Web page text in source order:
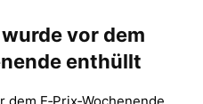
vor dem
enthüllt